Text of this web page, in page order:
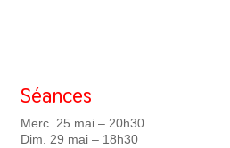
Séances
Merc. 25 mai – 20h30
Dim. 29 mai – 18h30